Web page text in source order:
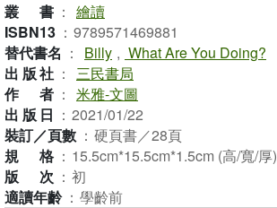
叢書 ： 繪讀
ISBN13 ： 9789571469881
替代書名 ： Billy , What Are You Doing?
出版社 ： 三民書局
作者 ： 米雅-文圖
出版日 ： 2021/01/22
裝訂／頁數 ： 硬頁書／28頁
規格 ： 15.5cm*15.5cm*1.5cm (高/寬/厚)
版次 ： 初
適讀年齡 ： 學齡前